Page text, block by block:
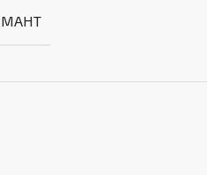
MAHT